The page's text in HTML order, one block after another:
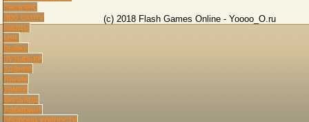
пасьянс
про охоту
нарды
мяч
рыбки
пузырьки
здание
линии
замки
бильярд
лабиринт
оборона крепости
(c) 2018 Flash Games Online - Yoooo_O.ru